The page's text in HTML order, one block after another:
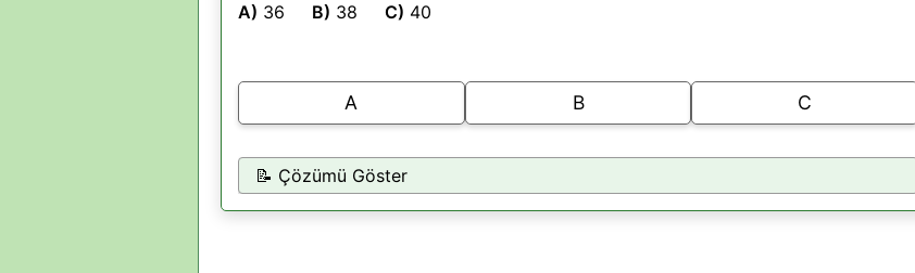
A) 36 B) 38 C) 40
A B C
📝 Çözümü Göster